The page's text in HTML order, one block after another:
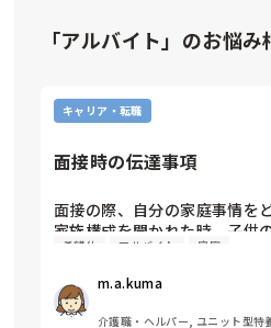
「アルバイト」のお悩み
キャリア・転職
面接時の伝達事項
面接の際、自分の家庭事情を
家族構成を聞かれた時、子供
が、それ以外は特に話してい
留守番が出来ず、学校が休み
りません。
希望休 アルバイト 家庭
m.a.kuma
介護職・ヘルパー, ユニット型特